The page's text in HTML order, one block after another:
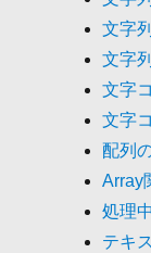
文字
文字
文字
文字
配列
Array
処理
テキ